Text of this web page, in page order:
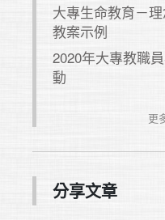
大專生命教育－
教案示例
2020年大專教職
動
更
分享文章